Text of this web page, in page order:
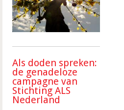
Als doden spreken:
de genadeloze
campagne van
Stichting ALS
Nederland